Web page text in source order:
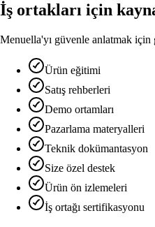
İş ortakları için
Menuella'yı güvenle anlatmak için
Ürün eğitimi
Satış rehberleri
Demo ortamları
Pazarlama materyalleri
Teknik dokümantasyon
Size özel destek
Ürün ön izlemeleri
İş ortağı sertifikasyonu